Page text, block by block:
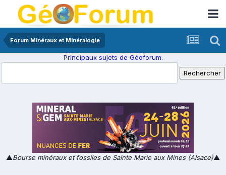
Forum Minéraux et Minéralogie
Principaux sujets de Géoforum.
▲Bourse minéraux et fossiles de Sainte Marie aux Mines (Alsace)▲